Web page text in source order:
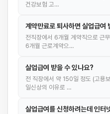
건강보험 고…
계약만료로 퇴사하면 실업급여
전직장에서 6개월 계약직으로 근
6개월 근로계약으…
실업급여 받을 수 있나요?
전 직장에서 약 150일 정도 (고용
일신상의 이유로 …
실업급여를 신청하려는데 인터